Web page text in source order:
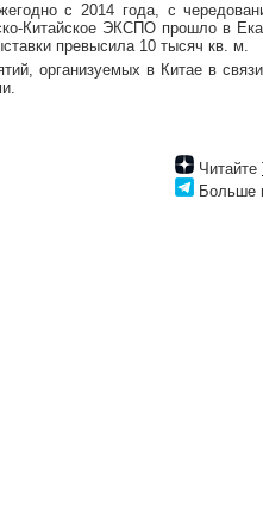
с 2014 года, с
Китайское ЭКСПО прошло в
превысила 10 тысяч кв. м.
организуемых в Китае в
Читайте
Больше